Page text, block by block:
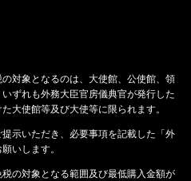
対象となるのは、大使館、公使館、領
ずれも外務大臣官房儀典官が発行した
大使館等及び大使等に限られます。
示いただき、必要事項を記載した「外
いします。
の対象となる範囲及び最低購入金額が